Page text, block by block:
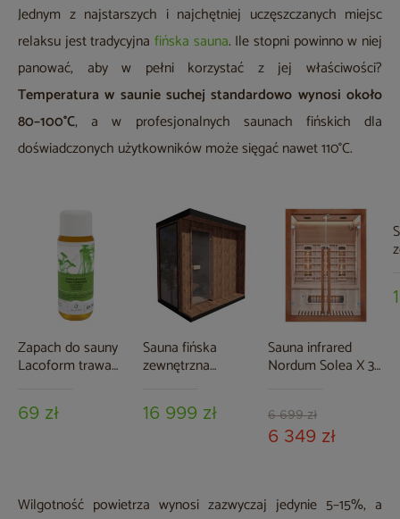
Jednym z najstarszych i najchętniej uczęszczanych miejsc
relaksu jest tradycyjna fińska sauna. Ile stopni powinno w niej
panować, aby w pełni korzystać z jej właściwości?
Temperatura w saunie suchej standardowo wynosi około
80–100°C, a w profesjonalnych saunach fińskich dla
doświadczonych użytkowników może sięgać nawet 110°C.
Zapach do sauny
Lacoform trawa
69 zł
Sauna fińska
zewnętrzna
x 210 cm
16 999 zł
Sauna infrared
Nordum Solea X 3-
6 699 zł
6 349 zł
Wilgotność powietrza wynosi zazwyczaj jedynie 5–15%, a